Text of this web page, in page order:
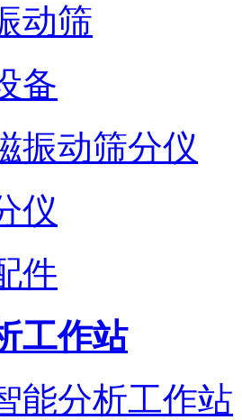
动筛
备
振动筛分仪
仪
件
工作站
能分析工作站